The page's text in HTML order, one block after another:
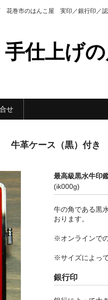
花巻市のはんこ屋 実印／銀行印／
仕上げ
せ
牛革ケース（黒）付き
最高級黒水牛印
(ik000g)
牛の角である黒
おります。
※オンラインで
※サイズによっ
銀行印